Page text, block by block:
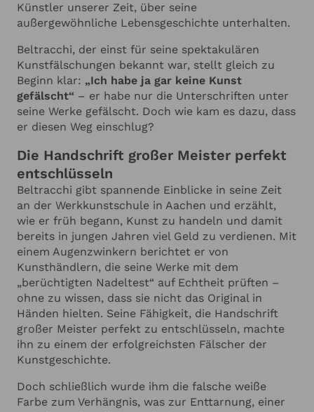
Künstler unserer Zeit, über seine
außergewöhnliche Lebensgeschichte unterhalten.
Beltracchi, der einst für seine spektakulären
Kunstfälschungen bekannt war, stellt gleich zu
Beginn klar: „Ich habe ja gar keine Kunst
gefälscht“ – er habe nur die Unterschriften unter
seine Werke gefälscht. Doch wie kam es dazu, dass
er diesen Weg einschlug?
Die Handschrift großer Meister perfekt
entschlüsseln
Beltracchi gibt spannende Einblicke in seine Zeit
an der Werkkunstschule in Aachen und erzählt,
wie er früh begann, Kunst zu handeln und damit
bereits in jungen Jahren viel Geld zu verdienen. Mit
einem Augenzwinkern berichtet er von
Kunsthändlern, die seine Werke mit dem
„berüchtigten Nadeltest“ auf Echtheit prüften –
ohne zu wissen, dass sie nicht das Original in
Händen hielten. Seine Fähigkeit, die Handschrift
großer Meister perfekt zu entschlüsseln, machte
ihn zu einem der erfolgreichsten Fälscher der
Kunstgeschichte.
Doch schließlich wurde ihm die falsche weiße
Farbe zum Verhängnis, was zur Enttarnung, einer